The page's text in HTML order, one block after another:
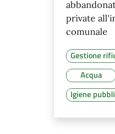
private
comunale
Gestione
Acqua
Igiene